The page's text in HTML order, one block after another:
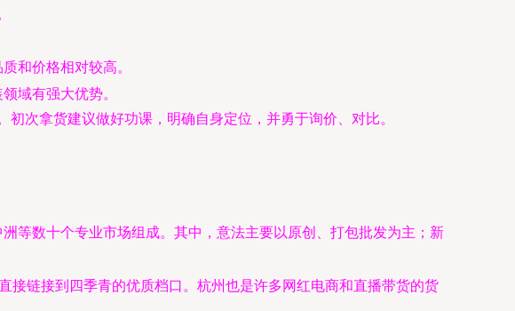
和价格相对较高。
域有强大优势。
次拿货建议做好功课，明确自身定位，并勇于询价、对比。
等数十个专业市场组成。其中，意法主要以原创、打包批发为主；新
接链接到四季青的优质档口。杭州也是许多网红电商和直播带货的货